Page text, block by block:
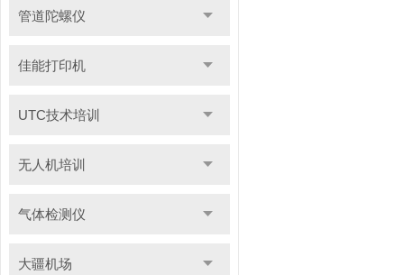
管道陀螺仪
佳能打印机
UTC技术培训
无人机培训
气体检测仪
大疆机场